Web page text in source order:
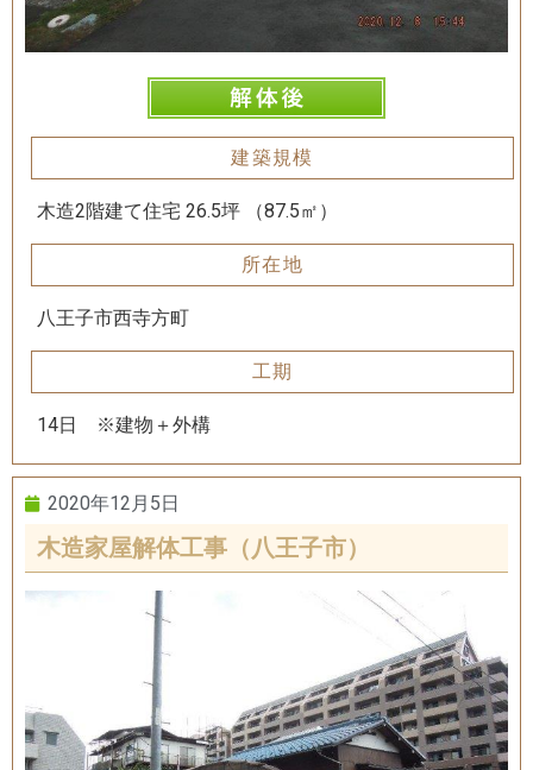
建築規模
木造2階建て住宅 26.5坪 （87.5㎡）
所在地
八王子市西寺方町
工期
14日 ※建物＋外構
2020年12月5日
木造家屋解体工事（八王子市）